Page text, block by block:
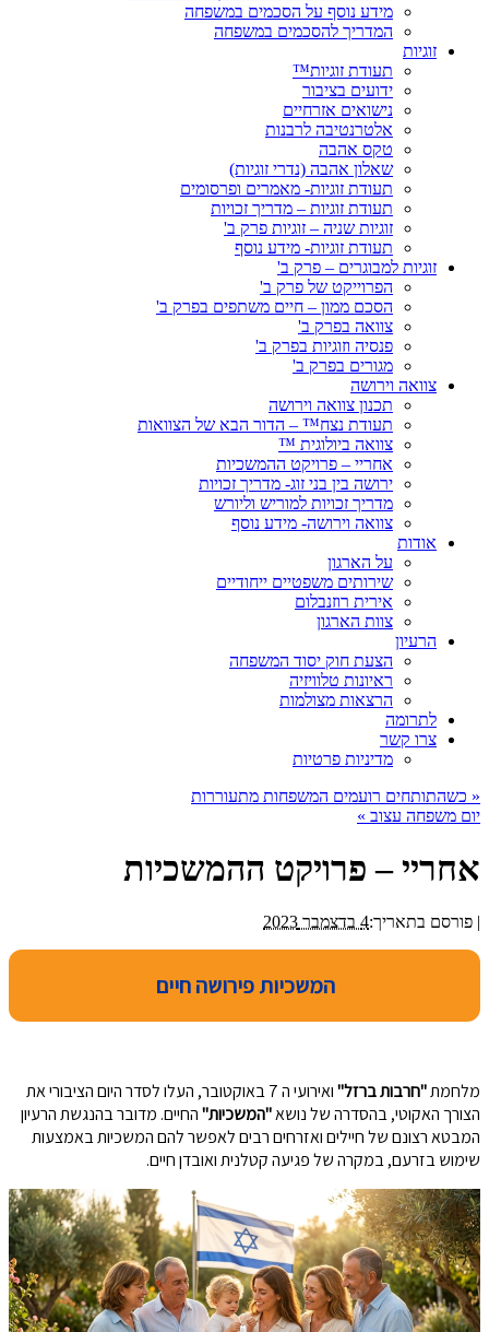
מידע נוסף על הסכמים במשפחה
המדריך להסכמים במשפחה
זוגיות
תעודת זוגיות™
ידועים בציבור
נישואים אזרחיים
אלטרנטיבה לרבנות
טקס אהבה
שאלון אהבה (נדרי זוגיות)
תעודת זוגיות- מאמרים ופרסומים
תעודת זוגיות – מדריך זכויות
זוגיות שניה – זוגיות פרק ב'
תעודת זוגיות- מידע נוסף
זוגיות למבוגרים – פרק ב'
הפרוייקט של פרק ב'
הסכם ממון – חיים משתפים בפרק ב'
צוואה בפרק ב'
פנסיה וזוגיות בפרק ב'
מגורים בפרק ב'
צוואה וירושה
תכנון צוואה וירושה
תעודת נצח™ – הדור הבא של הצוואות
צוואה ביולוגית ™
אחריי – פרויקט ההמשכיות
ירושה בין בני זוג- מדריך זכויות
מדריך זכויות למוריש וליורש
צוואה וירושה- מידע נוסף
אודות
על הארגון
שירותים משפטיים ייחודיים
אירית רוזנבלום
צוות הארגון
הרעיון
הצעת חוק יסוד המשפחה
ראיונות טלוויזיה
הרצאות מצולמות
לתרומה
צרו קשר
מדיניות פרטיות
« כשהתותחים רועמים המשפחות מתעוררות
יום משפחה עצוב »
אחריי – פרויקט ההמשכיות
| פורסם בתאריך:4 בדצמבר 2023
המשכיות פירושה חיים
מלחמת"חרבות ברזל"
ואירועי ה 7 באוקטובר, העלו לסדר היום הציבורי את
הצורך האקוטי, בהסדרה של נושא"המשכיות"החיים. מדובר בהנגשת הרעיון
המבטא רצונם של חיילים ואזרחים רבים לאפשר להם המשכיות באמצעות
שימוש בזרעם, במקרה של פגיעה קטלנית ואובדן חיים.